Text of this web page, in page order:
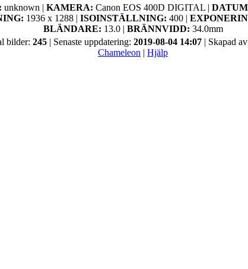
unknown | KAMERA: Canon EOS 400D DIGITAL |
1936 x 1288 | ISOINSTÄLLNING: 400 |
BLÄNDARE: 13.0 | BRÄNNVIDD: 34.0mm
bilder: 245 | Senaste uppdatering: 2019-08-04 14:07 | Skapad av
Chameleon | Hjälp